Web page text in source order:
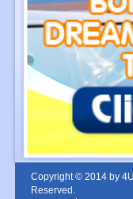
Copyright © 2014 by
Reserved.